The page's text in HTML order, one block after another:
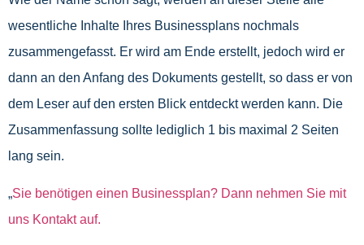
wesentliche Inhalte Ihres Businessplans nochmals
zusammengefasst. Er wird am Ende erstellt, jedoch wird er
dann an den Anfang des Dokuments gestellt, so dass er von
dem Leser auf den ersten Blick entdeckt werden kann. Die
Zusammenfassung sollte lediglich 1 bis maximal 2 Seiten
lang sein.
„Sie benötigen einen Businessplan? Dann nehmen Sie mit
uns Kontakt auf.